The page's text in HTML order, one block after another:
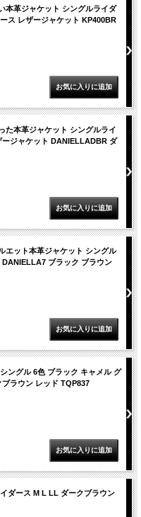
本革ジャケット シングルライダ
ス レザージャケット KP400BR
た本革ジャケット シングルライ
ージャケット DANIELLADBR ダ
エット本革ジャケット シングル
DANIELLA7 ブラック ブラウン
ングル 6色 ブラック キャメル グ
ラウン レッド TQP837
ダース M L LL ダークブラウン